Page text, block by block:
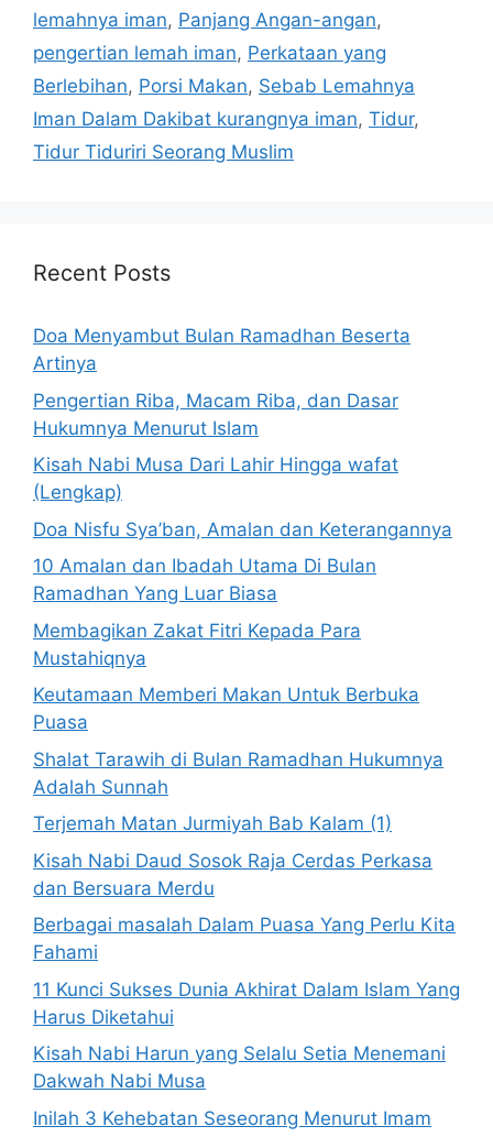
lemahnya iman, Panjang Angan-angan,
pengertian lemah iman, Perkataan yang
Berlebihan, Porsi Makan, Sebab Lemahnya
Iman Dalam Dakibat kurangnya iman, Tidur,
Tidur Tiduriri Seorang Muslim
Recent Posts
Doa Menyambut Bulan Ramadhan Beserta
Artinya
Pengertian Riba, Macam Riba, dan Dasar
Hukumnya Menurut Islam
Kisah Nabi Musa Dari Lahir Hingga wafat
(Lengkap)
Doa Nisfu Sya’ban, Amalan dan Keterangannya
10 Amalan dan Ibadah Utama Di Bulan
Ramadhan Yang Luar Biasa
Membagikan Zakat Fitri Kepada Para
Mustahiqnya
Keutamaan Memberi Makan Untuk Berbuka
Puasa
Shalat Tarawih di Bulan Ramadhan Hukumnya
Adalah Sunnah
Terjemah Matan Jurmiyah Bab Kalam (1)
Kisah Nabi Daud Sosok Raja Cerdas Perkasa
dan Bersuara Merdu
Berbagai masalah Dalam Puasa Yang Perlu Kita
Fahami
11 Kunci Sukses Dunia Akhirat Dalam Islam Yang
Harus Diketahui
Kisah Nabi Harun yang Selalu Setia Menemani
Dakwah Nabi Musa
Inilah 3 Kehebatan Seseorang Menurut Imam